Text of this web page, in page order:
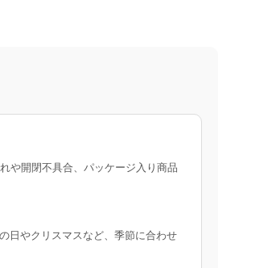
や開閉不具合、パッケージ入り商品
日やクリスマスなど、季節に合わせ